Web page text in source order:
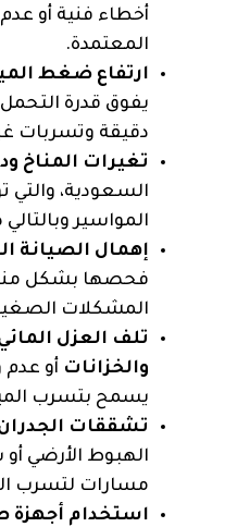
أخطاء فنية أو عدم
المعتمدة.
ارتفاع ضغط
يفوق قدرة
دقيقة وتسربات
تغيرات المناخ
السعودية، والتي
المواسير
إهمال الصيانة
فحصها بشكل
المشكلات
تلف العزل
والخزانات أو
يسمح بتسرب
تشققات
الهبوط الأرضي أو
مسارات لتسرب
استخدام أجهزة